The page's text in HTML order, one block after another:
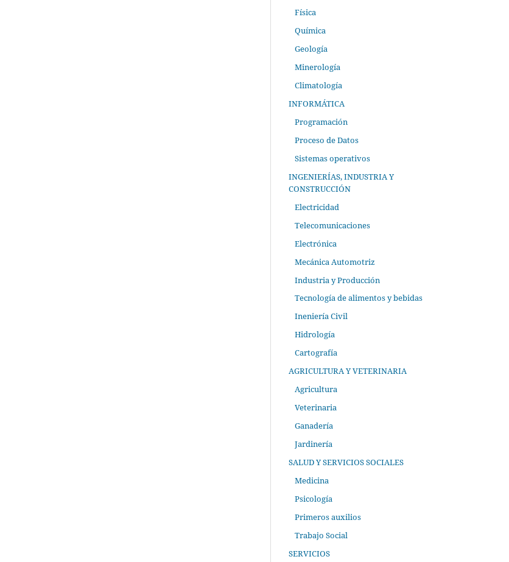
Física
Química
Geología
Minerología
Climatología
INFORMÁTICA
Programación
Proceso de Datos
Sistemas operativos
INGENIERÍAS, INDUSTRIA Y
CONSTRUCCIÓN
Electricidad
Telecomunicaciones
Electrónica
Mecánica Automotriz
Industria y Producción
Tecnología de alimentos y bebidas
Ineniería Civil
Hidrología
Cartografía
AGRICULTURA Y VETERINARIA
Agricultura
Veterinaria
Ganadería
Jardinería
SALUD Y SERVICIOS SOCIALES
Medicina
Psicología
Primeros auxilios
Trabajo Social
SERVICIOS